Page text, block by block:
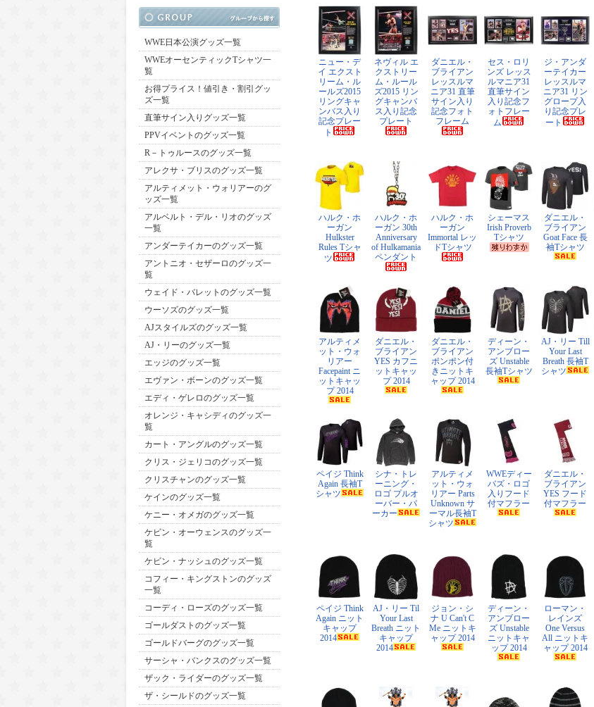
WWE日本公演グッズ一覧
WWEオーセンティックTシャツ一
覧
お得プライス！値引き・割引グッ
ズ一覧
直筆サイン入りグッズ一覧
PPVイベントのグッズ一覧
R－トゥルースのグッズ一覧
アレクサ・ブリスのグッズ一覧
アルティメット・ウォリアーのグ
ッズ一覧
アルベルト・デル・リオのグッズ
一覧
アンダーテイカーのグッズ一覧
アントニオ・セザーロのグッズ一
覧
ウェイド・バレットのグッズ一覧
ウーソズのグッズ一覧
AJスタイルズのグッズ一覧
AJ・リーのグッズ一覧
エッジのグッズ一覧
エヴァン・ボーンのグッズ一覧
エディ・ゲレロのグッズ一覧
オレンジ・キャシディのグッズ一
覧
カート・アングルのグッズ一覧
クリス・ジェリコのグッズ一覧
クリスチャンのグッズ一覧
ケインのグッズ一覧
ケニー・オメガのグッズ一覧
ケビン・オーウェンスのグッズ一
覧
ケビン・ナッシュのグッズ一覧
コフィー・キングストンのグッズ
一覧
コーディ・ローズのグッズ一覧
ゴールダストのグッズ一覧
ゴールドバーグのグッズ一覧
サーシャ・バンクスのグッズ一覧
ザック・ライダーのグッズ一覧
ザ・シールドのグッズ一覧
ニュー・デ
イ エクスト
リーム・ル
ールズ2015
リングキャ
ンバス入り
記念プレー
ト
ネヴィル エ
クストリー
ム・ルール
ズ2015 リン
グキャンバ
ス入り記念
プレート
ダニエル・
ブライアン
レッスルマ
ニア31 直筆
サイン入り
記念フォト
フレーム
セス・ロリ
ンズ レッス
ルマニア31
直筆サイン
入り記念フ
ォトフレー
ム
ジ・アンダ
ーテイカー
レッスルマ
ニア31 リン
グロープ入
り記念プレ
ート
ハルク・ホ
ーガン
Hulkster
Rules Tシャ
ツ
ハルク・ホ
ーガン 30th
Anniversary
of Hulkamania
ペンダント
ハルク・ホ
ーガン
Immortal レッ
ドTシャツ
シェーマス
Irish Proverb
Tシャツ
ダニエル・
ブライアン
Goat Face 長
袖Tシャツ
アルティメ
ット・ウォ
リアー
Facepaint ニ
ットキャッ
プ 2014
ダニエル・
ブライアン
YES カフニ
ットキャッ
プ 2014
ダニエル・
ブライアン
ポンポン付
きニットキ
ャップ 2014
ディーン・
アンブロー
ズ Unstable
長袖Tシャツ
AJ・リー Till
Your Last
Breath 長袖T
シャツ
ペイジ Think
Again 長袖T
シャツ
シナ・トレ
ーニング・
ロゴ プルオ
ーバー・パ
ーカー
アルティメ
ット・ウォ
リアー Parts
Unknown サ
ーマル長袖T
シャツ
WWEディー
バズ・ロゴ
入りフード
付マフラー
ダニエル・
ブライアン
YES フード
付マフラー
ペイジ Think
Again ニット
キャップ
2014
AJ・リー Til
Your Last
Breath ニット
キャップ
2014
ジョン・シ
ナ U Can't C
Me ニットキ
ャップ 2014
ディーン・
アンブロー
ズ Unstable
ニットキャ
ップ 2014
ローマン・
レインズ
One Versus
All ニットキ
ャップ 2014